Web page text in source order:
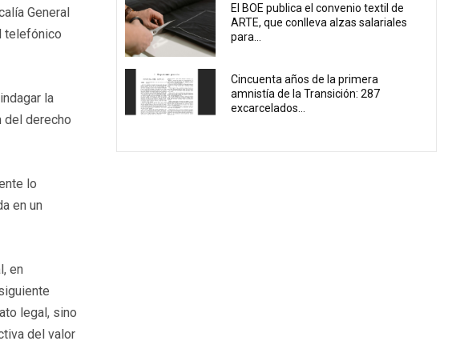
General
telefónico
la
del derecho
lo
en un
en
legal, sino
del valor
El BOE publica el convenio textil de
ARTE, que conlleva alzas salariales
para...
Cincuenta años de la primera
amnistía de la Transición: 287
excarcelados...